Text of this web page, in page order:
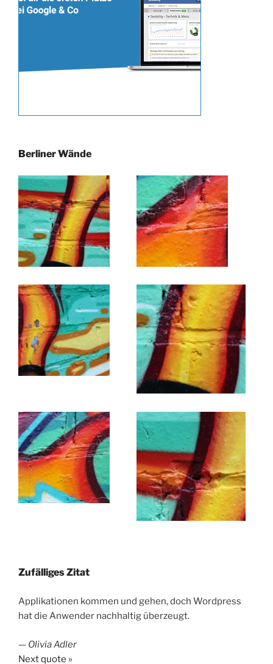
Berliner Wände
Zufälliges Zitat
Applikationen kommen und gehen, doch Wordpress
hat die Anwender nachhaltig überzeugt.
— Olivia Adler
Next quote »